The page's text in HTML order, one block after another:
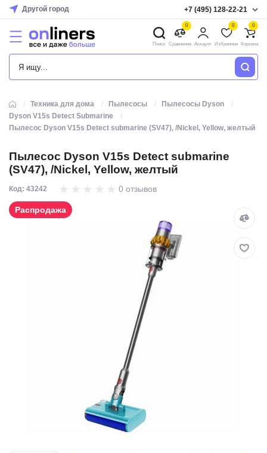
Другой город +7 (495) 128-22-21
КАТАЛОГ
Поиск
0
Сравнение Аккаунт
0
Избранное
0
Корзина
Техника для дома Пылесосы
Пылесосы Dyson
Dyson V15s Detect Submarine
Пылесос Dyson V15s Detect submarine (SV47), /Nickel, Yellow, желтый
Пылесос Dyson V15s Detect submarine
(SV47), /Nickel, Yellow, желтый
Код: 43242 0 отзывов
Распродажа